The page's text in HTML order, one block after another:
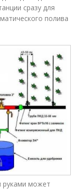
сразу для
полива
руками может